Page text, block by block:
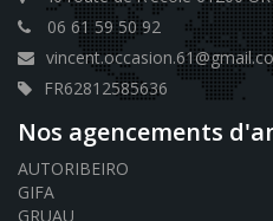
06 61 59 50 92
FR62812585636
Nos agencements
AUTORIBEIRO
GIFA
GRUAU